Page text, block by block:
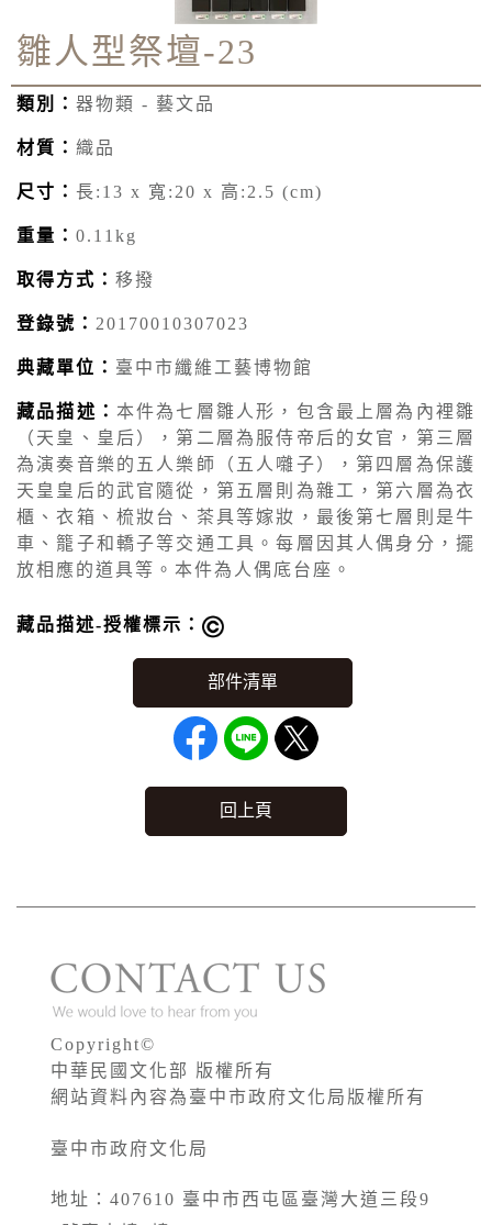
雛人型祭壇-23
類別： 器物類 - 藝文品
材質： 織品
尺寸： 長:13 x 寬:20 x 高:2.5 (cm)
重量： 0.11kg
取得方式： 移撥
登錄號： 20170010307023
典藏單位： 臺中市纖維工藝博物館
藏品描述： 本件為七層雛人形，包含最上層為內裡雛
（天皇、皇后），第二層為服侍帝后的女官，第三層
為演奏音樂的五人樂師（五人囃子），第四層為保護
天皇皇后的武官隨從，第五層則為雜工，第六層為衣
櫃、衣箱、梳妝台、茶具等嫁妝，最後第七層則是牛
車、籠子和轎子等交通工具。每層因其人偶身分，擺
放相應的道具等。本件為人偶底台座。
藏品描述-授權標示：
回上頁
Copyright©
中華民國文化部 版權所有
網站資料內容為臺中市政府文化局版權所有
臺中市政府文化局
地址：407610 臺中市西屯區臺灣大道三段9